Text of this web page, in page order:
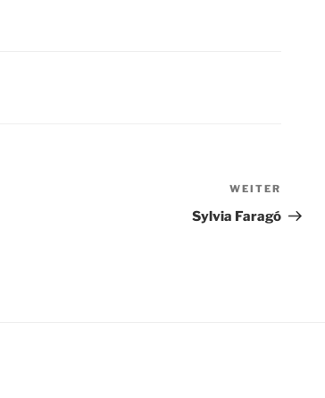
Beitrag
WEITER
Sylvia Faragó